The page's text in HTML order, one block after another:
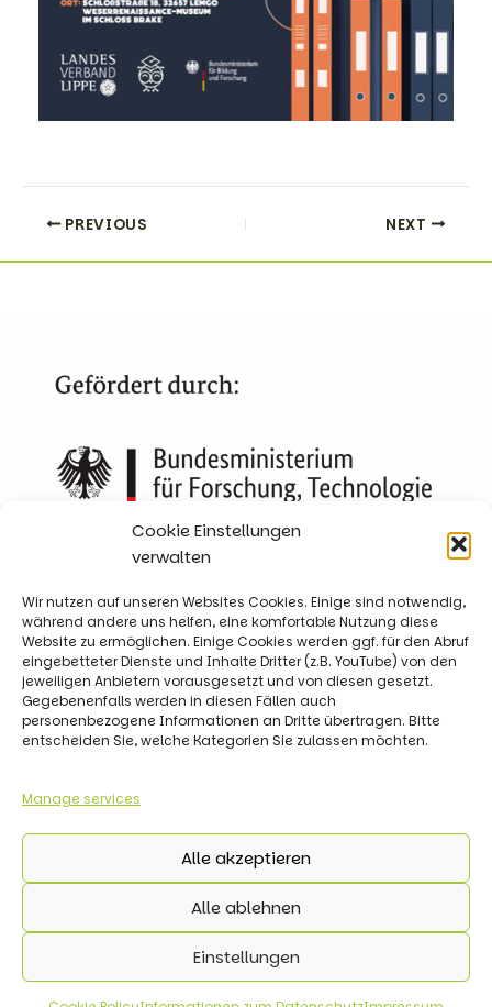
Cookie Einstellungen
verwalten
Wir nutzen auf unseren Websites Cookies. Einige sind notwendig,
während andere uns helfen, eine komfortable Nutzung diese
Website zu ermöglichen. Einige Cookies werden ggf. für den Abruf
eingebetteter Dienste und Inhalte Dritter (z.B. YouTube) von den
jeweiligen Anbietern vorausgesetzt und von diesen gesetzt.
Gegebenenfalls werden in diesen Fällen auch
personenbezogene Informationen an Dritte übertragen. Bitte
entscheiden Sie, welche Kategorien Sie zulassen möchten.
Manage services
Alle akzeptieren
Alle ablehnen
Einstellungen
PREVIOUS NEXT
Impressum
Copyright © 2026 KI-Akademie OWL | Alle Rechte
vorbehalten